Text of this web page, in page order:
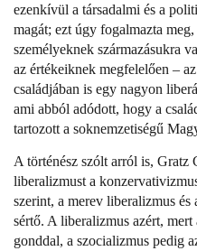
ezenkívül a társadalmi és a
magát; ezt úgy fogalmazta
személyeknek származásukra
az értékeiknek megfelelően –
családjában is egy nagyon
ami abból adódott, hogy a
tartozott a soknemzetiségű
A történész szólt arról is, Gratz
liberalizmust a
szerint, a merev liberalizmus és
sértő. A liberalizmus azért,
gonddal, a szocializmus pedig